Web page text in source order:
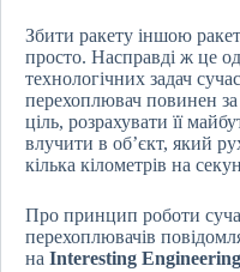
Збити ракету іншою
просто. Насправді ж це
технологічних задач
перехоплювач повинен
ціль, розрахувати її
влучити в об’єкт, який
кілька кілометрів на
Про принцип роботи
перехоплювачів
на Interesting Engineering